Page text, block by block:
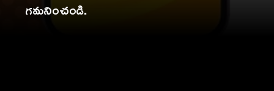
గమనించండి.